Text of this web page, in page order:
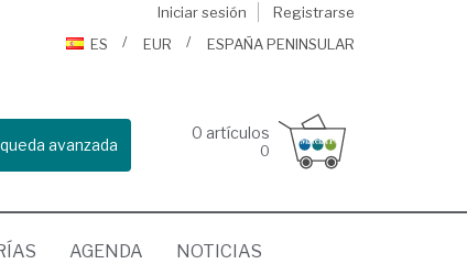
Iniciar sesión
Registrarse
ES
EUR ESPAÑA PENINSULAR
avanzada
0 artículos
0
AGENDA NOTICIAS